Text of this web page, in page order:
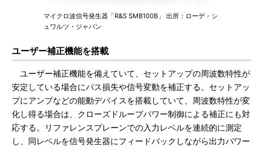
マイクロ波信号発生器「R&S SMB100B」 出所：ローデ・シ
ュワルツ・ジャパン
ユーザー補正機能を搭載
ユーザー補正機能を備えていて、セットアップの周波数特性が
安定している場合にパス損失や信号変動を補正する。セットアッ
プにアンプなどの能動デバイスを搭載していて、周波数特性が変
化し得る場合は、クローズドループパワー制御による補正にも対
応する。リファレンスプレーンでの入力レベルを連続的に測定
し、同レベルを信号発生器にフィードバックしながら出力パワー